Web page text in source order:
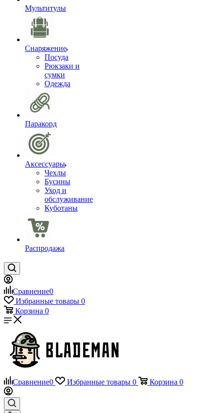
Мультитулы
Снаряжение
Посуда
Рюкзаки и
сумки
Одежда
Паракорд
Аксессуары
Чехлы
Бусины
Уход и
обслуживание
Куботаны
Распродажа
Сравнение0
Избранные товары 0
Корзина 0
Сравнение0 Избранные товары 0 Корзина 0